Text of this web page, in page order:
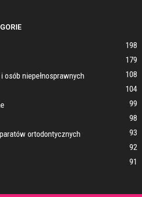
198
179
osób niepełnosprawnych
108
104
99
98
ortodontycznych
93
92
91